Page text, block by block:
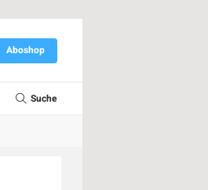
Aboshop
Suche